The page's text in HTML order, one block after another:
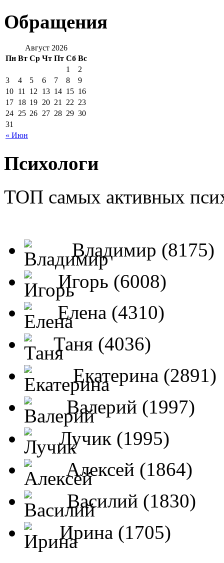
Обращения
Август 2026
Пн Вт Ср Чт Пт Сб Вс
« Июн
1
2
3
4 5 6 7 8
9
10 11 12 13 14 15 16
17 18 19 20 21 22 23
24 25 26 27 28 29 30
31
Психологи
ТОП самых активных
Владимир (8175)
Игорь (6008)
Елена (4310)
Таня (4036)
Екатерина (2891)
Валерий (1997)
Лучик (1995)
Алексей (1864)
Василий (1830)
Ирина (1705)